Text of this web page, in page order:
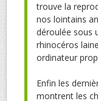
trouve la
nos lointains
déroulée sous
rhinocéros
ordinateur
Enfin les
montrent les